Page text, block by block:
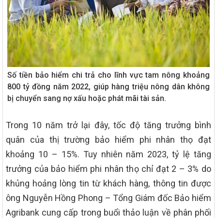
Số tiền bảo hiểm chi trả cho lĩnh vực tam nông khoảng
800 tỷ đồng năm 2022, giúp hàng triệu nông dân không
bị chuyển sang nợ xấu hoặc phát mãi tài sản.
Trong 10 năm trở lại đây, tốc độ tăng trưởng bình
quân của thị trường bảo hiểm phi nhân thọ đạt
khoảng 10 – 15%. Tuy nhiên năm 2023, tỷ lệ tăng
trưởng của bảo hiểm phi nhân thọ chỉ đạt 2 – 3% do
khủng hoảng lòng tin từ khách hàng, thông tin được
ông Nguyễn Hồng Phong – Tổng Giám đốc Bảo hiểm
Agribank cung cấp trong buổi thảo luận về phân phối